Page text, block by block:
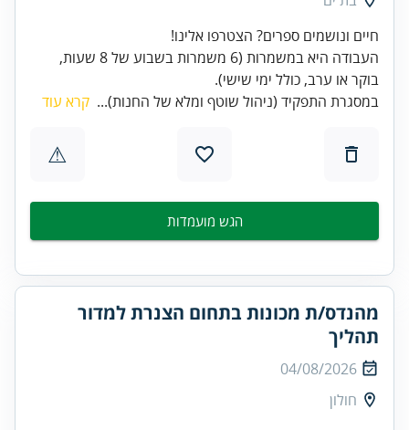
העבודה היא במשמרות (6 משמרות בשבוע של 8 שעות,
בוקר או ערב, כולל ימי שישי).
במסגרת התפקיד (ניהול שוטף ומלא של החנות)... קרא עוד
⚠
הגש מועמדות
מהנדס/ת מכונות בתחום הצנרת למדור
תהליך
04/08/2026
חולון